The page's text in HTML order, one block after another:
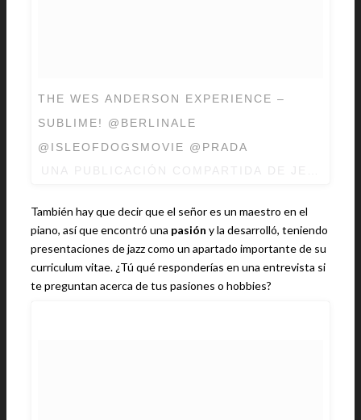
THE WES ANDERSON EXPERIENCE –
SUBLIME! @BERLINALE
@ISLEOFDOGSMOVIE @PRADA
También hay que decir que el señor es un maestro en el
piano, así que encontró una pasión y la desarrolló, teniendo
presentaciones de jazz como un apartado importante de su
curriculum vitae. ¿Tú qué responderías en una entrevista si
te preguntan acerca de tus pasiones o hobbies?